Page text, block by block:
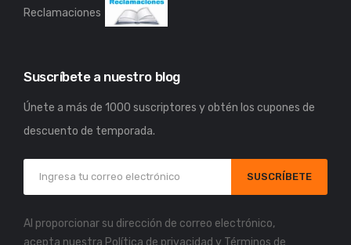
Reclamaciones
Suscríbete a nuestro blog
Únete a más de 1000 suscriptores y obtén los cupones de
descuento de temporada.
SUSCRÍBETE
Al proporcionar su dirección de correo electrónico,
acepta nuestra Política de privacidad y Términos de